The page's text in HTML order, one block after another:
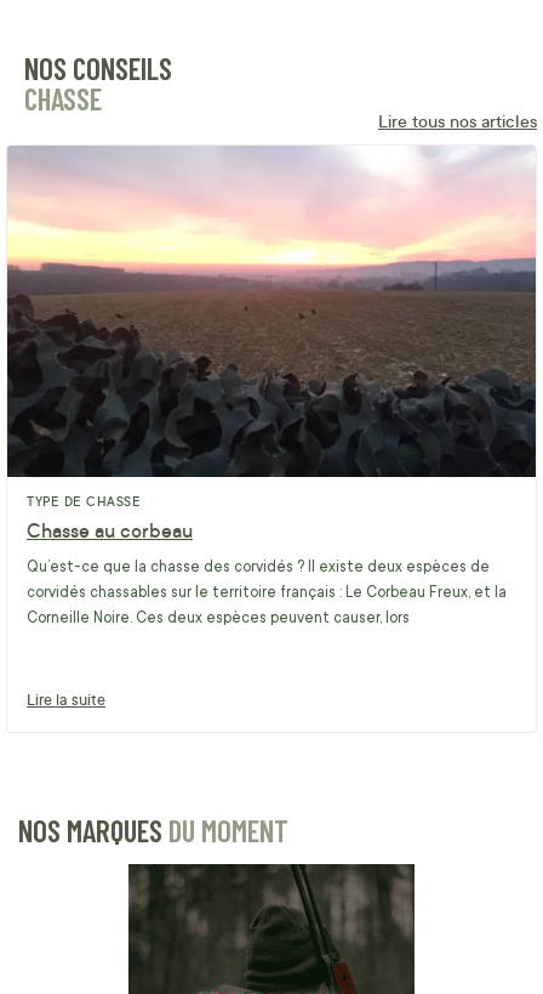
NOS CONSEILS
CHASSE
Lire tous nos articles
TYPE DE CHASSE
Chasse au corbeau
Qu’est-ce que la chasse des corvidés ? Il existe deux espèces de
corvidés chassables sur le territoire français : Le Corbeau Freux, et la
Corneille Noire. Ces deux espèces peuvent causer, lors
Lire la suite
NOS MARQUES DU MOMENT